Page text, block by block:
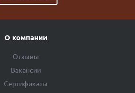
О компании
Отзывы
Вакансии
Сертификаты